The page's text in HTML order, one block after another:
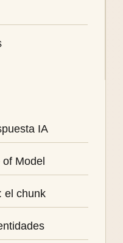
IA
Model
el chunk